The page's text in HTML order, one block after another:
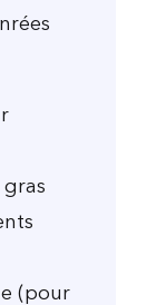
(pour